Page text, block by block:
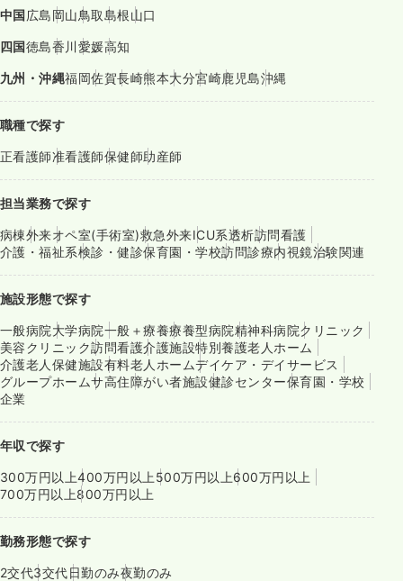
中国広島岡山鳥取島根山口
四国徳島香川愛媛高知
九州・沖縄福岡佐賀長崎熊本大分宮崎鹿児島沖縄
職種で探す
正看護師准看護師保健師助産師
担当業務で探す
病棟外来オペ室(手術室)救急外来ICU系透析訪問看護
介護・福祉系検診・健診保育園・学校訪問診療内視鏡治験関連
施設形態で探す
一般病院大学病院一般＋療養療養型病院精神科病院クリニック
美容クリニック訪問看護介護施設特別養護老人ホーム
介護老人保健施設有料老人ホームデイケア・デイサービス
グループホームサ高住障がい者施設健診センター保育園・学校
企業
年収で探す
300万円以上400万円以上 500万円以上600万円以上
700万円以上800万円以上
勤務形態で探す
2交代3交代日勤のみ夜勤のみ